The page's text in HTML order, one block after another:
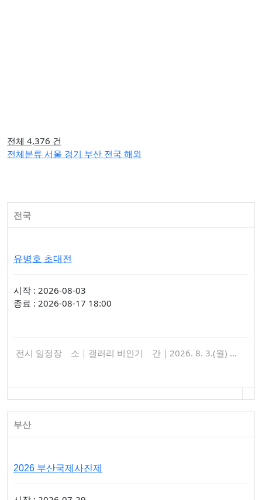
전체 4,376 건
전체분류 서울 경기 부산 전국 해외
전국
유병호 초대전
시작 : 2026-08-03
종료 : 2026-08-17 18:00
전시 일정장 소｜갤러리 비인기 간｜2026. 8. 3.(월) …
부산
2026 부산국제사진제